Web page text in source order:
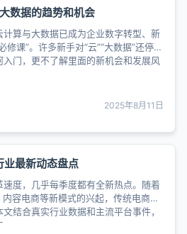
数据的趋势和机会
算与大数据已成为企业数字转型、新
课”。许多新手对“云”“大数据”还停留
门，更不了解里面的新机会和发展风
2025年8月11日
最新动态盘点
度，几乎每季度都有全新热点。随着
容电商等新模式的兴起，传统电商和
结合真实行业数据和主流平台事件，